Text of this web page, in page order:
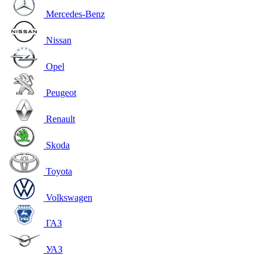
Mercedes-Benz
Nissan
Opel
Peugeot
Renault
Skoda
Toyota
Volkswagen
ГАЗ
УАЗ